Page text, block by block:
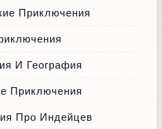
Приключения
И География
Приключения
Про Индейцев